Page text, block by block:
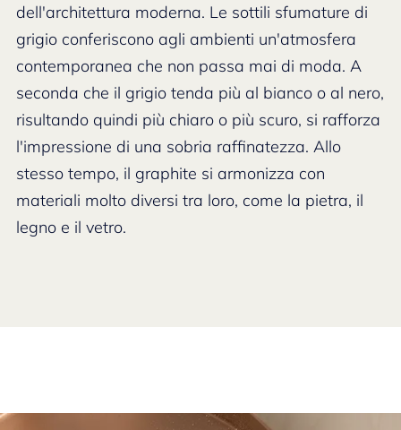
dell'architettura moderna. Le sottili sfumature di
grigio conferiscono agli ambienti un'atmosfera
contemporanea che non passa mai di moda. A
seconda che il grigio tenda più al bianco o al nero,
risultando quindi più chiaro o più scuro, si rafforza
l'impressione di una sobria raffinatezza. Allo
stesso tempo, il graphite si armonizza con
materiali molto diversi tra loro, come la pietra, il
legno e il vetro.